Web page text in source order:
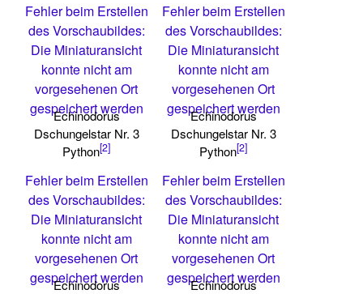
Fehler beim Erstellen
des Vorschaubildes:
Die Miniaturansicht
konnte nicht am
vorgesehenen Ort
gespeichert werden
Echinodorus
Dschungelstar Nr. 3
Python[2]
Fehler beim Erstellen
des Vorschaubildes:
Die Miniaturansicht
konnte nicht am
vorgesehenen Ort
gespeichert werden
Echinodorus
Dschungelstar Nr. 3
Python[2]
Fehler beim Erstellen
des Vorschaubildes:
Die Miniaturansicht
konnte nicht am
vorgesehenen Ort
gespeichert werden
Echinodorus
Fehler beim Erstellen
des Vorschaubildes:
Die Miniaturansicht
konnte nicht am
vorgesehenen Ort
gespeichert werden
Echinodorus